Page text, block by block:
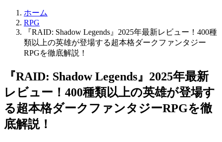
ホーム
RPG
『RAID: Shadow Legends』2025年最新レビュー！400種
類以上の英雄が登場する超本格ダークファンタジー
RPGを徹底解説！
『RAID: Shadow Legends』2025年最新
レビュー！400種類以上の英雄が登場す
る超本格ダークファンタジーRPGを徹
底解説！